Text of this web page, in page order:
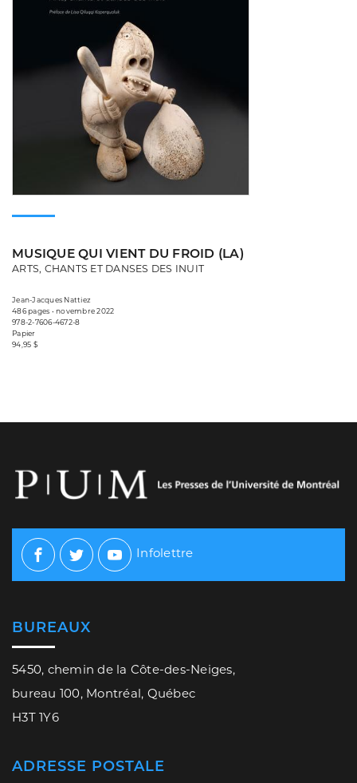
MUSIQUE QUI VIENT DU FROID (LA)
ARTS, CHANTS ET DANSES DES INUIT
Jean-Jacques Nattiez
486 pages • novembre 2022
978-2-7606-4672-8
Papier
94,95 $
Facebook
TwitterYoutube
Infolettre
BUREAUX
5450, chemin de la Côte-des-Neiges,
bureau 100, Montréal, Québec
H3T 1Y6
ADRESSE POSTALE